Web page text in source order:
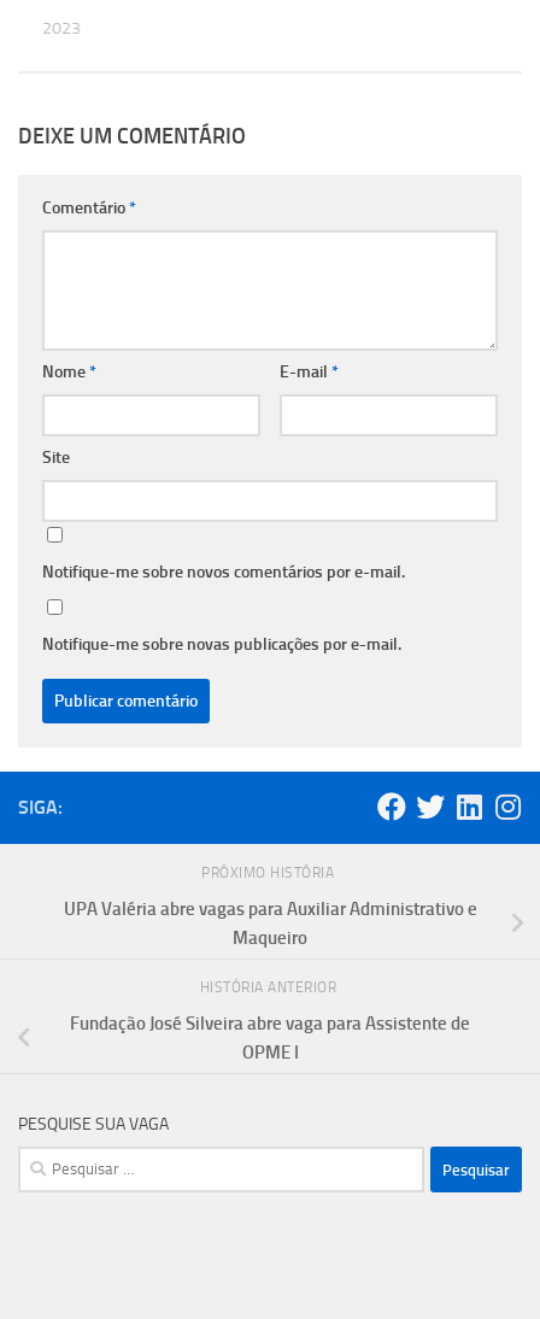
DE 2023
DEIXE UM COMENTÁRIO
Comentário*
Nome* E-mail *
Site
Notifique-me sobre novos comentários por e-mail.
Notifique-me sobre novas publicações por e-mail.
SIGA:
PRÓXIMO HISTÓRIA
UPA Valéria abre vagas para Auxiliar Administrativo e
Maqueiro
HISTÓRIA ANTERIOR
Fundação José Silveira abre vaga para Assistente de
OPME I
PESQUISE SUA VAGA
Pesquisar
por: